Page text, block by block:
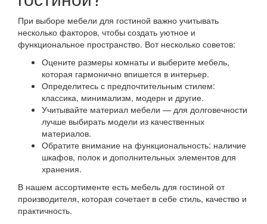
При выборе мебели для гостиной важно учитывать
несколько факторов, чтобы создать уютное и
функциональное пространство. Вот несколько советов:
Оцените размеры комнаты и выберите мебель,
которая гармонично впишется в интерьер.
Определитесь с предпочтительным стилем:
классика, минимализм, модерн и другие.
Учитывайте материал мебели — для долговечности
лучше выбирать модели из качественных
материалов.
Обратите внимание на функциональность: наличие
шкафов, полок и дополнительных элементов для
хранения.
В нашем ассортименте есть мебель для гостиной от
производителя, которая сочетает в себе стиль, качество и
практичность.